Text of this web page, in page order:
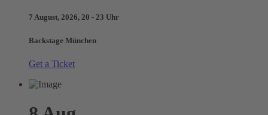
7 August, 2026, 20 - 23 Uhr
Backstage München
Get a Ticket